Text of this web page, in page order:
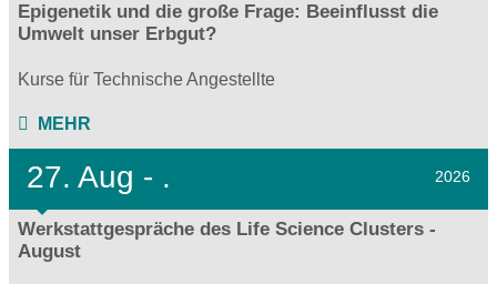
Epigenetik und die große Frage: Beeinflusst die
Umwelt unser Erbgut?
Kurse für Technische Angestellte
MEHR
27. Aug - . 2026
Werkstattgespräche des Life Science Clusters -
August